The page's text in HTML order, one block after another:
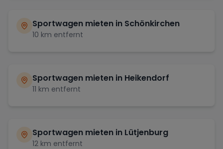
Sportwagen mieten in Schönkirchen
10 km entfernt
Sportwagen mieten in Heikendorf
11 km entfernt
Sportwagen mieten in Lütjenburg
12 km entfernt